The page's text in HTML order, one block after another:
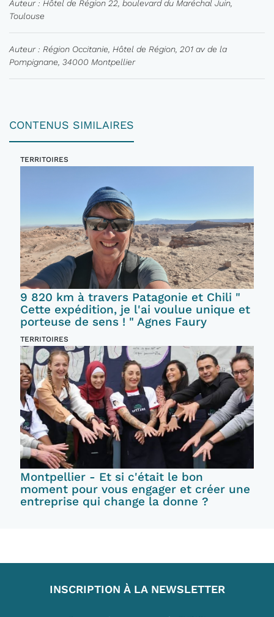
Auteur : Hôtel de Région 22, boulevard du Maréchal Juin,
Toulouse
Auteur : Région Occitanie, Hôtel de Région, 201 av de la
Pompignane, 34000 Montpellier
CONTENUS SIMILAIRES
TERRITOIRES
9 820 km à travers Patagonie et Chili "
Cette expédition, je l'ai voulue unique et
porteuse de sens ! " Agnes Faury
TERRITOIRES
Montpellier - Et si c'était le bon
moment pour vous engager et créer une
entreprise qui change la donne ?
INSCRIPTION À LA NEWSLETTER